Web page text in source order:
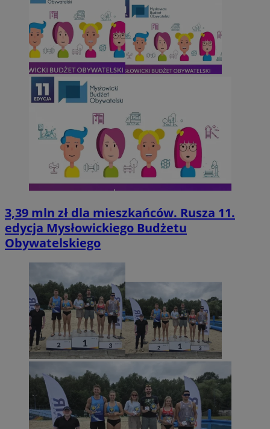
3,39 mln zł dla mieszkańców. Rusza 11.
edycja Mysłowickiego Budżetu
Obywatelskiego